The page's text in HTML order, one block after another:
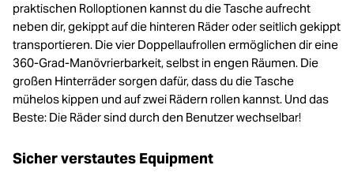
praktischen Rolloptionen kannst du die Tasche aufrecht
neben dir, gekippt auf die hinteren Räder oder seitlich gekippt
transportieren. Die vier Doppellaufrollen ermöglichen dir eine
360-Grad-Manövrierbarkeit, selbst in engen Räumen. Die
großen Hinterräder sorgen dafür, dass du die Tasche
mühelos kippen und auf zwei Rädern rollen kannst. Und das
Beste: Die Räder sind durch den Benutzer wechselbar!
Sicher verstautes Equipment